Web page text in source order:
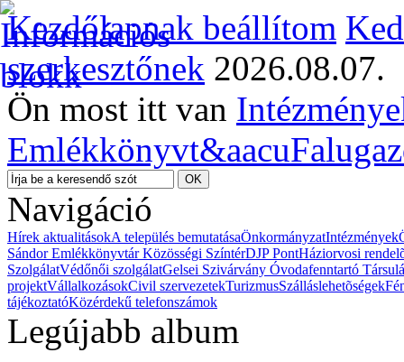
Kezdőlapnak beállítom
szerkesztőnek 2026.08.07.
Ön most itt van
Emlékkönyvt&aacu
Navigáció
Hírek aktualitásokA település bemutatásaÖnkormányzatIntézmények
Sándor Emlékkönyvtár Közösségi SzíntérDJP PontHáziorvosi
SzolgálatVédőnői szolgálatGelsei Szivárvány Óvodafenntartó
projektVállalkozásokCivil szervezetekTurizmusSzálláslehetõségek
tájékoztatóKözérdekű telefonszámok
Legújabb album